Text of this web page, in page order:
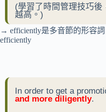
(學習了時間管理技巧後
越高。)
→ efficiently是多音節的形容詞
efficiently
In order to get a
and more diligently.